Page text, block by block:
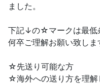
ました。
下記↓の☆マークは最低
何卒ご理解お願い致しま
☆先送り可能な方
☆海外への送り方を理解